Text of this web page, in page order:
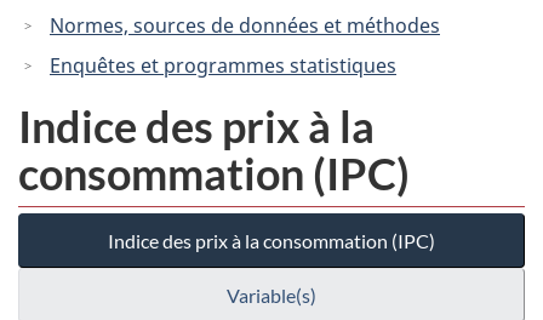
Normes, sources de données et méthodes
Enquêtes et programmes statistiques
Indice des prix à la
consommation (IPC)
Indice des prix à la consommation (IPC)
Variable(s)